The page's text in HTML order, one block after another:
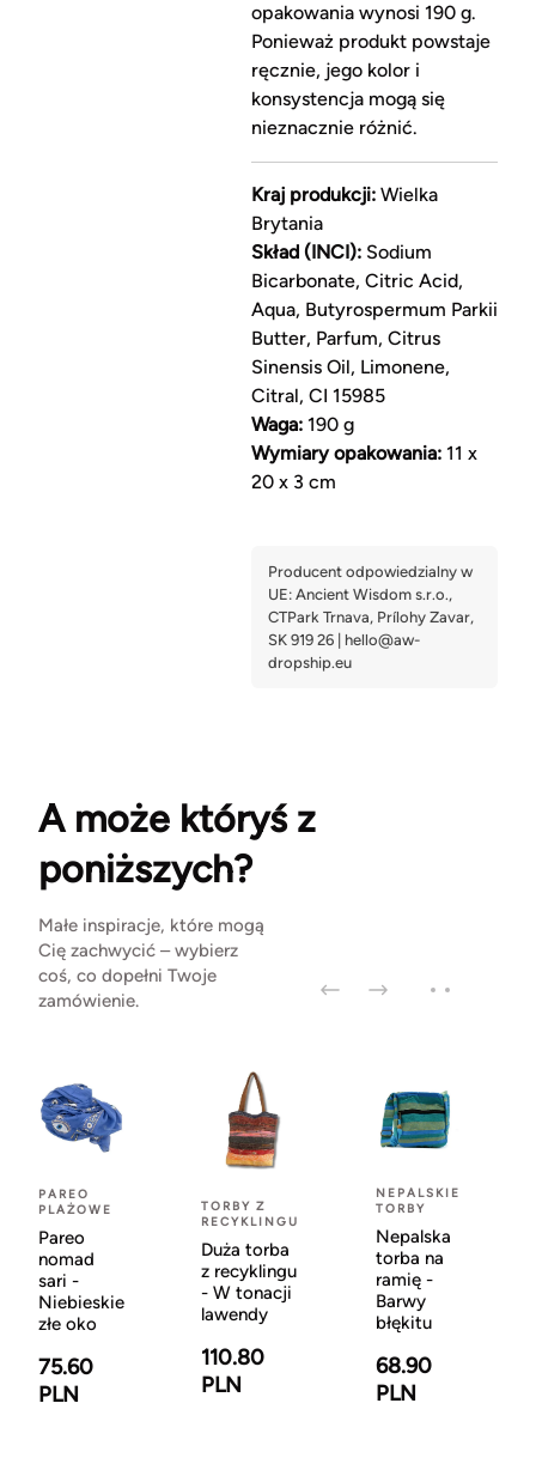
opakowania wynosi 190 g.
Ponieważ produkt powstaje
ręcznie, jego kolor i
konsystencja mogą się
nieznacznie różnić.
Kraj produkcji:Wielka
Brytania
Skład (INCI):Sodium
Bicarbonate, Citric Acid,
Aqua, Butyrospermum Parkii
Butter, Parfum, Citrus
Sinensis Oil, Limonene,
Citral, CI 15985
Waga:190 g
Wymiary opakowania:11 x
20 x 3 cm
A może któryś z
poniższych?
Małe inspiracje, które mogą
Cię zachwycić – wybierz
coś, co dopełni Twoje
zamówienie.
PAREO
PLAŻOWE
Pareo
nomad
sari -
Niebieskie
złe oko
75.60
PLN
TORBY Z
RECYKLINGU
Duża torba
z recyklingu
- W tonacji
lawendy
110.80
PLN
NEPALSKIE
TORBY
Nepalska
torba na
ramię -
Barwy
błękitu
68.90
PLN